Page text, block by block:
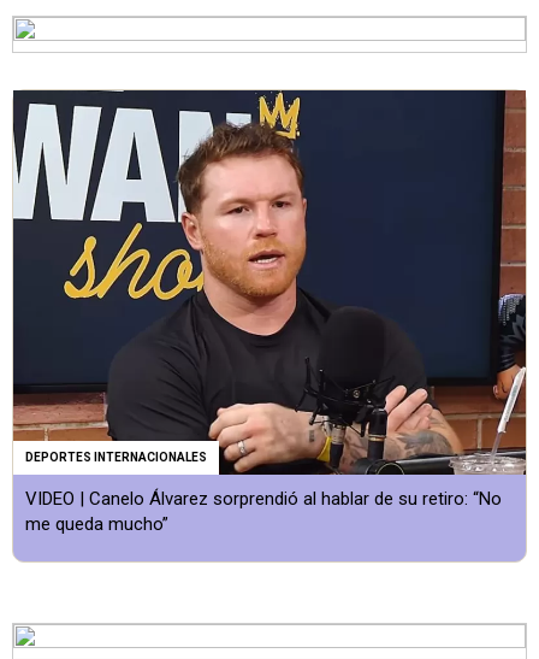
DEPORTES INTERNACIONALES
VIDEO | Canelo Álvarez sorprendió al hablar de su retiro: “No
me queda mucho”